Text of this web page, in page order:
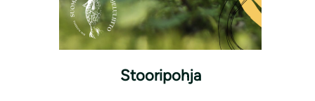
Stooripohja